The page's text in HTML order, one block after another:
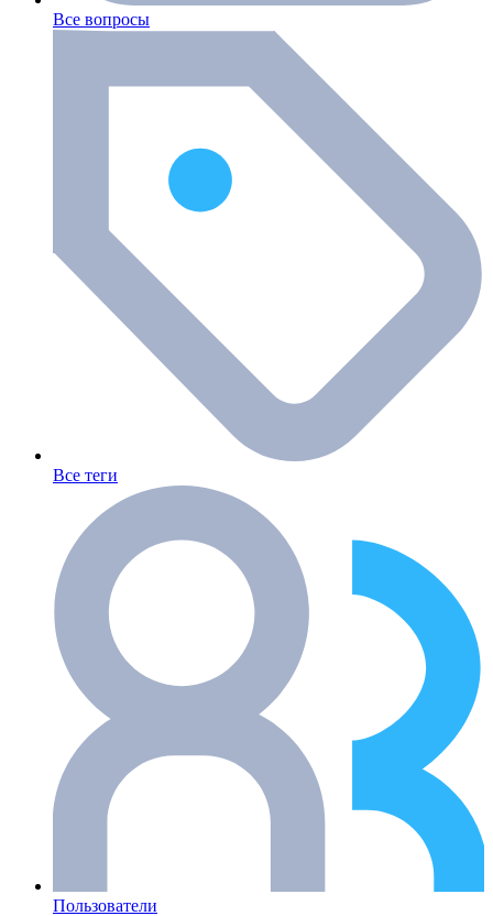
Все вопросы
Все теги
Пользователи